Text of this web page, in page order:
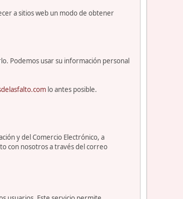
a sitios web un modo de obtener
Podemos usar su información personal
lo antes posible.
y del Comercio Electrónico, a
con nosotros a través del correo